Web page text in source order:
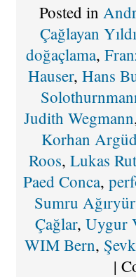
Posted in
Çağlayan
doğaçlama,
Hauser, Hans
Judith Wegmann
Korhan
Roos, Lukas
Paed Conca,
Sumru
Çağlar, Uygur
WIM Bern,
|